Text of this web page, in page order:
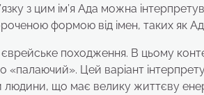
з цим ім’я Ада можна
формою від імен, таких як
походження. В цьому
Цей варіант
людини, що має велику життєву